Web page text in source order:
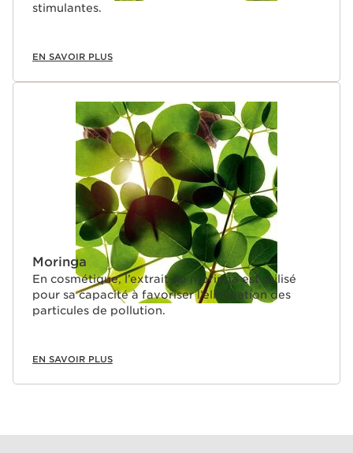
stimulantes.
EN SAVOIR PLUS
Moringa
En cosmétique, l’extrait de moringa est utilisé
pour sa capacité à favoriser l’élimination des
particules de pollution.
EN SAVOIR PLUS